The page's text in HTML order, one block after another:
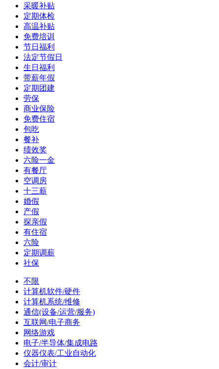
采暖补贴
定期体检
高温补贴
免费培训
节日福利
法定节假日
生日福利
带薪年假
定期团建
劳保
商业保险
免费住宿
包吃
餐补
绩效奖
六险一金
有餐厅
空调房
十三薪
婚假
产假
探亲假
有住宿
六险
定期调薪
社保
不限
计算机软件/硬件
计算机系统/维修
通信(设备/运营/服务)
互联网/电子商务
网络游戏
电子/半导体/集成电路
仪器仪表/工业自动化
会计/审计